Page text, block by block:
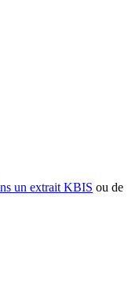
un extrait KBIS ou de